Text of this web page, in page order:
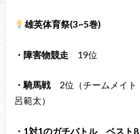
雄英体育祭(3~5巻)
・障害物競走 19位
・騎馬戦 2位（チームメイ
呂範太）
・1対1のガチバトル ベスト8